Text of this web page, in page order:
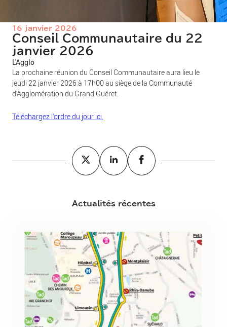
16 janvier 2026
Conseil Communautaire du 22
janvier 2026
L'Agglo
La prochaine réunion du Conseil Communautaire aura lieu le
jeudi 22 janvier 2026 à 17h00 au siège de la Communauté
d'Agglomération du Grand Guéret.
Téléchargez l'ordre du jour ici.
Actualités récentes